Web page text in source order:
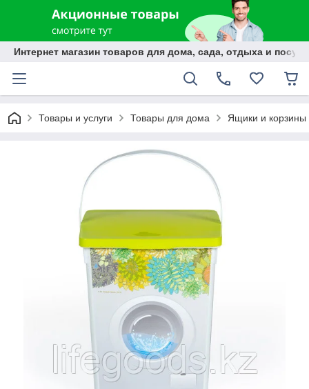
Интернет магазин товаров для дома, сада, отдыха и
Товары и услуги Товары для дома Ящики и корзины